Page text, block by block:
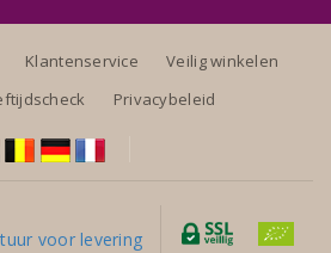
Klantenservice
Veilig winkelen
Privacybeleid